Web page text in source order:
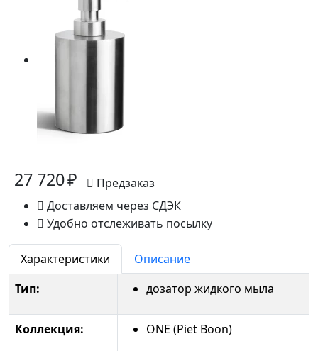
27 720 ₽
Предзаказ
Доставляем через СДЭК
Удобно отслеживать посылку
Характеристики
Описание
Тип:
дозатор жидкого мыла
Коллекция: ONE (Piet Boon)